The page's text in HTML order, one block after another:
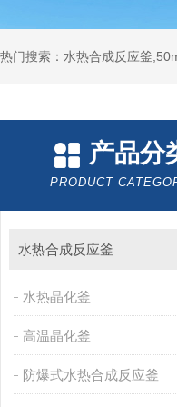
热门搜索：水热合成反应釜
产品分
PRODUCT
水热合成反应釜
水热晶化釜
高温晶化釜
防爆式水热合成反应釜